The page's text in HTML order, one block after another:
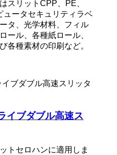
スリットCPP、PE、
ュータセキュリティラベ
タ、光学材料、フィル
ール、各種紙ロール、
各種素材の印刷など。
イブダブル高速ス
トセロハンに適用しま